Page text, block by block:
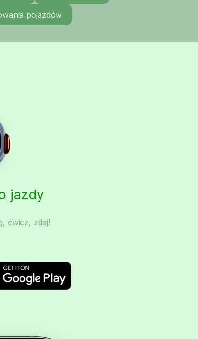
pojazdów
jazdy
ćwicz, zdaj!